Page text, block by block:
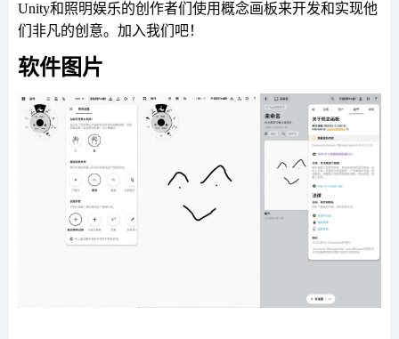
Unity和照明娱乐的创作者们使用概念画板来开发和实现他
们非凡的创意。加入我们吧！
软件图片